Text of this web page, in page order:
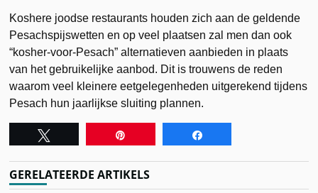
Koshere joodse restaurants houden zich aan de geldende
Pesachspijswetten en op veel plaatsen zal men dan ook
“kosher-voor-Pesach” alternatieven aanbieden in plaats
van het gebruikelijke aanbod. Dit is trouwens de reden
waarom veel kleinere eetgelegenheden uitgerekend tijdens
Pesach hun jaarlijkse sluiting plannen.
GERELATEERDE ARTIKELS